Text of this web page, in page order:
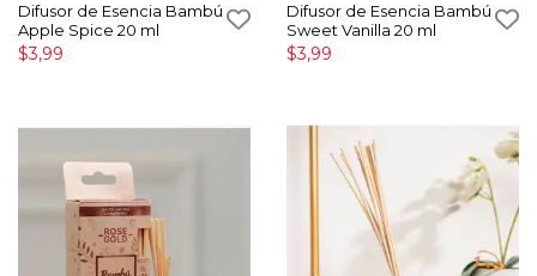
Difusor de Esencia Bambú
Apple Spice 20 ml
$3,99
Difusor de Esencia Bambú
Sweet Vanilla 20 ml
$3,99